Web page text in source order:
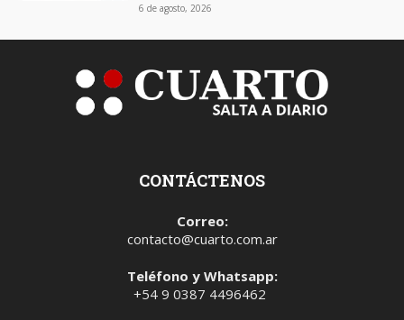
6 de agosto, 2026
CONTÁCTENOS
Correo:
contacto@cuarto.com.ar
Teléfono y Whatsapp:
+54 9 0387 4496462